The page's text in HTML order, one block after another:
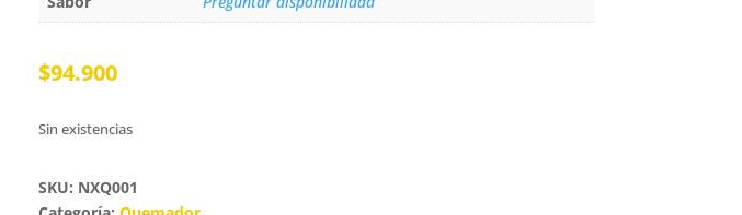
$94.900
Sin existencias
SKU: NXQ001